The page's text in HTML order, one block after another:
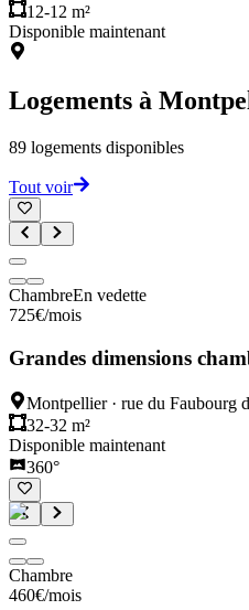
12-12 m²
Disponible maintenant
Logements à
89 logements disponibles
Tout voir
ChambreEn vedette
725€/mois
Grandes dimensions
Montpellier· rue du Faubourg
32-32 m²
Disponible maintenant
360°
Chambre
460€/mois